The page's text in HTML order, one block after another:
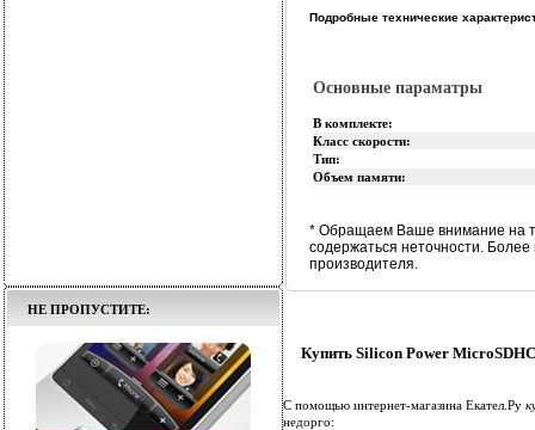
НЕ ПРОПУСТИТЕ:
Подробные технические
Основные параматры
В комплекте:
Класс скорости:
Тип:
Объем памяти:
* Обращаем Ваше внимание на
содержаться неточности.
производителя.
Купить Silicon Power
С помощью интернет-магазина Екател.Ру
недорго: